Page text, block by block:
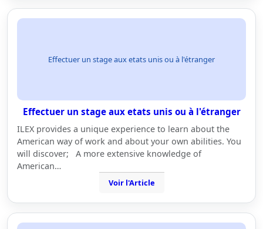
Effectuer un stage aux etats unis ou à l'étranger
Effectuer un stage aux etats unis ou à l'étranger
ILEX provides a unique experience to learn about the
American way of work and about your own abilities. You
will discover; A more extensive knowledge of
American…
Voir l'Article